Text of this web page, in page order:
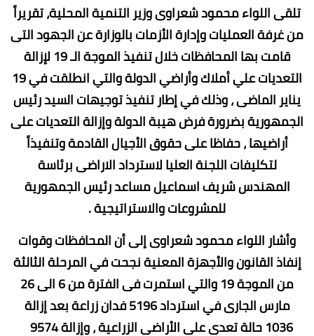
تلقى اللواء محمود شعراوى وزير التنمية المحلية، تقريراً
من غرفة العمليات وإدارة الأزمات بالوزارة عن الجهود التى
قامت بها المحافظات خلال تنفيذ الموجة الـ 19 لإزالة
التعديات علي أملاك وأراضي الدولة والتي انطلقت في 19
يناير الماضى ، وذلك في إطار تنفيذ توجيهات السيد رئيس
الجمهورية بضرورة فرض هيبة الدولة وإزالة التعديات على
أراضيها ، حفاظا على حقوق الأجيال القادمة وتنفيذاً
لتكليفات اللجنة العليا لاسترداد الاراضى برئاسة
المهندس شريف اسماعيل مساعد رئيس الجمهورية
للمشروعات والاستراتيجية .
وأشار اللواء محمود شعراوى إلى أن المحافظات وقوات
إنفاذ القانون والأجهزة المعنية نجحت في المرحلة الثالثة
من الموجة 19 والتي استمرت فى الفترة من 6 الى 26
مارس الجارى في استرداد 5196 فدان زراعة بعد إزالة